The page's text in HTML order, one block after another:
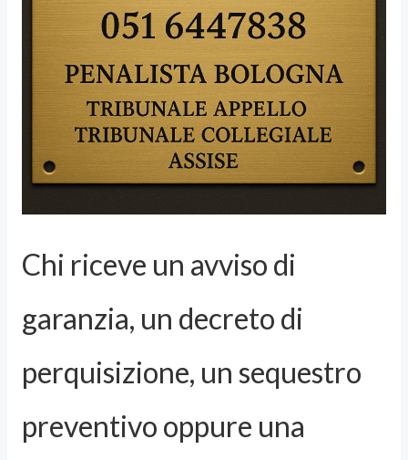
Chi riceve un avviso di
garanzia, un decreto di
perquisizione, un sequestro
preventivo oppure una